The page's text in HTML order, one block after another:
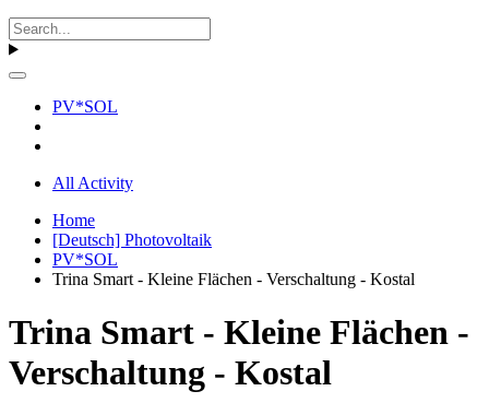
PV*SOL
All Activity
Home
[Deutsch] Photovoltaik
PV*SOL
Trina Smart - Kleine Flächen - Verschaltung - Kostal
Trina Smart - Kleine Flächen -
Verschaltung - Kostal